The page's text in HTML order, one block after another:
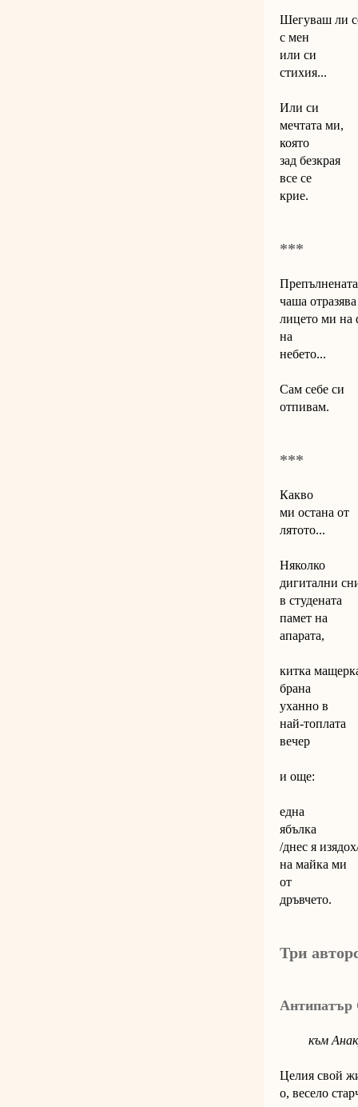
Шегуваш ли
с мен
или си
стихия...
Или си
мечтата ми,
която
зад безкрая
все се
крие.
***
Препълнената
чаша отразява
лицето ми на
на
небето...
Сам себе си
отпивам.
***
Какво
ми остана от
лятото...
Няколко
дигитални
в студената
памет на
апарата,
китка
брана
уханно в
най-топлата
вечер
и още:
една
ябълка
/днес я
на майка ми
от
дръвчето.
Три
Антипатър
към
Целия свой
о, весело